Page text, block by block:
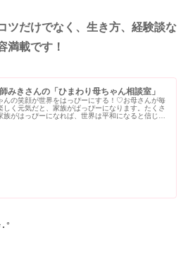
ツだけでなく、生き方、経験談な
満載です！
みきさんの「ひまわり母ちゃん相談室」
んの笑顔が世界をはっぴーにする！♡お母さんが毎
しく元気だと、家族がぱっぴーになります。たくさ
族がはっぴーになれば、世界は平和になると信じて
ﾟ